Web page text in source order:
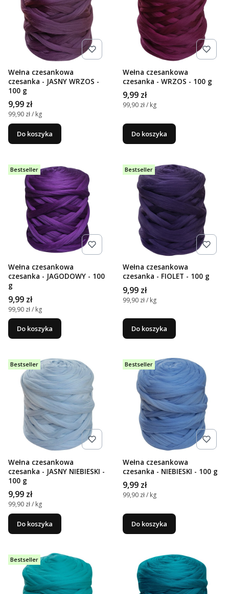
Wełna czesankowa
czesanka - JASNY WRZOS -
100 g
Cena
9,99 zł
Cena jednostkowa
99,90 zł / kg
Do koszyka
Wełna czesankowa
czesanka - WRZOS - 100 g
Cena
9,99 zł
Cena jednostkowa
99,90 zł / kg
Do koszyka
Bestseller
Wełna czesankowa
czesanka - JAGODOWY - 100
g
Cena
9,99 zł
Cena jednostkowa
99,90 zł / kg
Do koszyka
Bestseller
Wełna czesankowa
czesanka - FIOLET - 100 g
Cena
9,99 zł
Cena jednostkowa
99,90 zł / kg
Do koszyka
Bestseller
Wełna czesankowa
czesanka - JASNY NIEBIESKI -
100 g
Cena
9,99 zł
Cena jednostkowa
99,90 zł / kg
Do koszyka
Bestseller
Wełna czesankowa
czesanka - NIEBIESKI - 100 g
Cena
9,99 zł
Cena jednostkowa
99,90 zł / kg
Do koszyka
Bestseller